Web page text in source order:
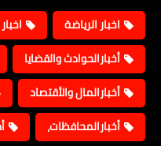
اخبار الرياضة
أخبارالحوادث والقضايا
أخبارالمال والأقتصاد
أخبارالمحافظات،